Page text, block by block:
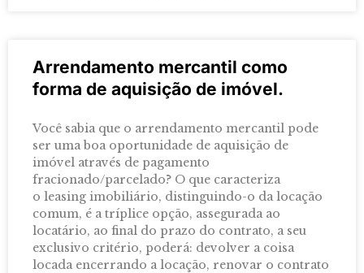
Arrendamento mercantil como
forma de aquisição de imóvel.
Você sabia que o arrendamento mercantil pode
ser uma boa oportunidade de aquisição de
imóvel através de pagamento
fracionado/parcelado? O que caracteriza
o leasing imobiliário, distinguindo-o da locação
comum, é a tríplice opção, assegurada ao
locatário, ao final do prazo do contrato, a seu
exclusivo critério, poderá: devolver a coisa
locada encerrando a locação, renovar o contrato